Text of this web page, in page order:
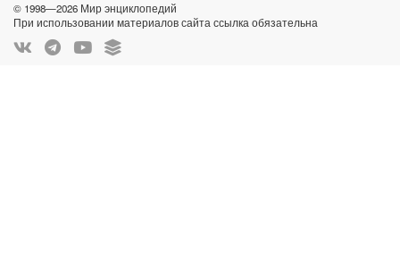
© 1998—2026 Мир энциклопедий
При использовании материалов сайта ссылка обязательна